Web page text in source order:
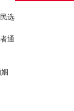
选
通